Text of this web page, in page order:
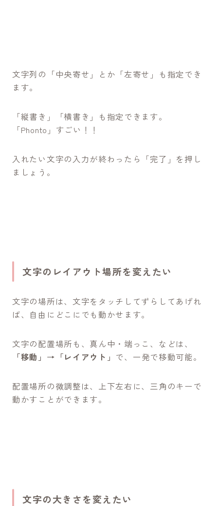
文字列の「中央寄せ」とか「左寄せ」も指定でき
ます。
「縦書き」「横書き」も指定できます。
「Phonto」すごい！！
入れたい文字の入力が終わったら「完了」を押し
ましょう。
文字のレイアウト場所を変えたい
文字の場所は、文字をタッチしてずらしてあげれ
ば、自由にどこにでも動かせます。
文字の配置場所も、真ん中・端っこ、などは、
「移動」→「レイアウト」 で、一発で移動可能。
配置場所の微調整は、上下左右に、三角のキーで
動かすことができます。
文字の大きさを変えたい